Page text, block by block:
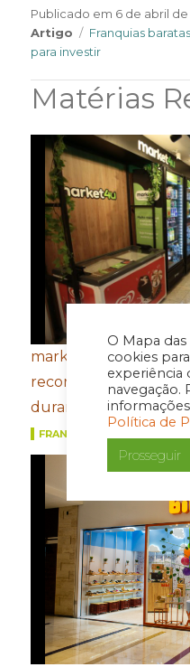
O Mapa das
cookies
experiência
navegação.
Política de
Prosseguir
Publicado em 6 de abril de
Artigo
Tags
Franquias baratas
para investir
Matérias
market4u fecha
recordes de
durante a Copa do
FRANQUIAS